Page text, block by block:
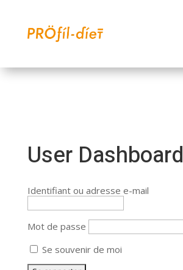
User Dashboard
Identifiant ou adresse e-mail
Mot de passe
Se souvenir de moi